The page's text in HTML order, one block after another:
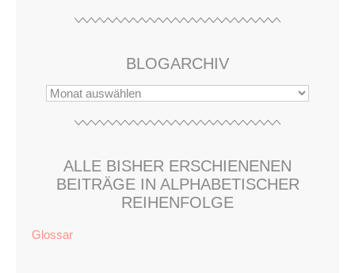
BLOGARCHIV
ALLE BISHER ERSCHIENENEN
BEITRÄGE IN ALPHABETISCHER
REIHENFOLGE
Glossar